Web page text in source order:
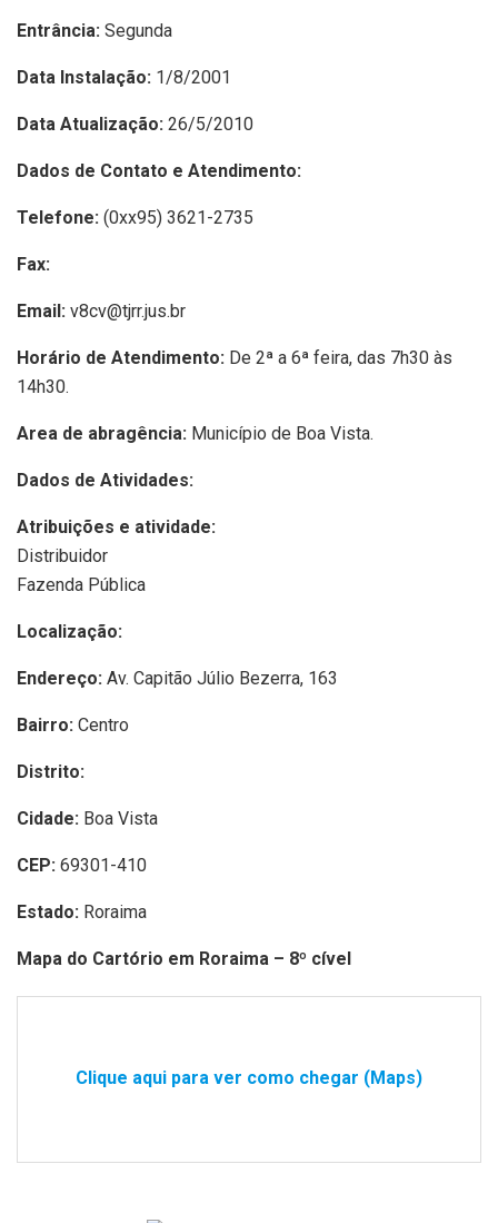
Entrância: Segunda
Data Instalação: 1/8/2001
Data Atualização: 26/5/2010
Dados de Contato e Atendimento:
Telefone: (0xx95) 3621-2735
Fax:
Email: v8cv@tjrr.jus.br
Horário de Atendimento: De 2ª a 6ª feira, das 7h30 às
14h30.
Area de abragência: Município de Boa Vista.
Dados de Atividades:
Atribuições e atividade:
Distribuidor
Fazenda Pública
Localização:
Endereço: Av. Capitão Júlio Bezerra, 163
Bairro: Centro
Distrito:
Cidade: Boa Vista
CEP: 69301-410
Estado: Roraima
Mapa do Cartório em Roraima – 8º cível
Clique aqui para ver como chegar (Maps)